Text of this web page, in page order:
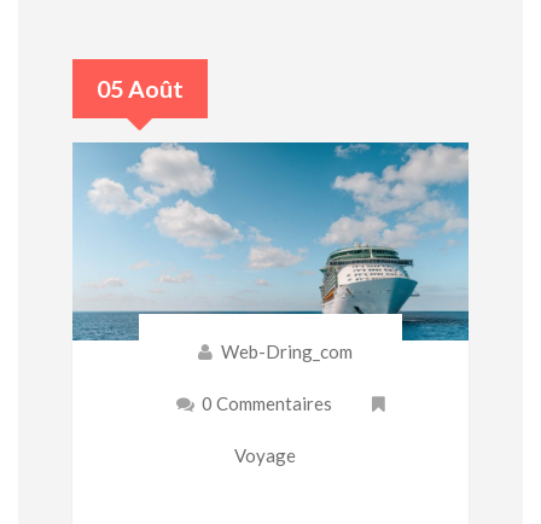
05 Août
Web-Dring_com
0 Commentaires
Voyage